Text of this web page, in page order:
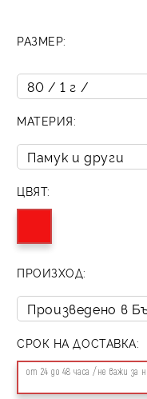
РАЗМЕР:
МАТЕРИЯ:
ЦВЯТ:
ПРОИЗХОД:
СРОК НА ДОСТАВКА:
от 24 до 48 часа /не важи за